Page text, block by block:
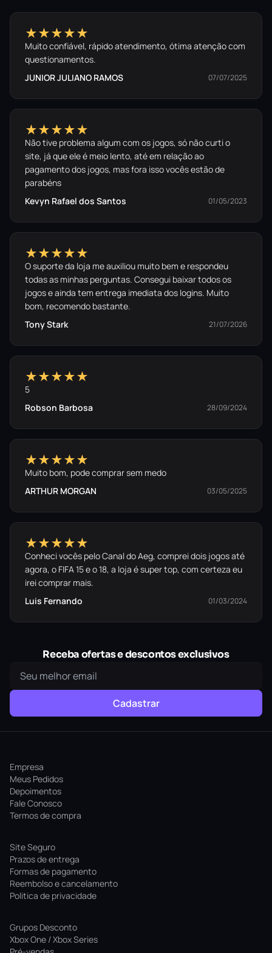
★★★★★
Muito confiável, rápido atendimento, ótima atenção com
questionamentos.
JUNIOR JULIANO RAMOS
07/07/2025
★★★★★
Não tive problema algum com os jogos, só não curti o
site, já que ele é meio lento, até em relação ao
pagamento dos jogos, mas fora isso vocês estão de
parabéns
Kevyn Rafael dos Santos
01/05/2023
★★★★★
O suporte da loja me auxiliou muito bem e respondeu
todas as minhas perguntas. Consegui baixar todos os
jogos e ainda tem entrega imediata dos logins. Muito
bom, recomendo bastante.
Tony Stark
21/07/2026
★★★★★
5
Robson Barbosa
28/09/2024
★★★★★
Muito bom, pode comprar sem medo
ARTHUR MORGAN
03/05/2025
★★★★★
Conheci vocês pelo Canal do Aeg, comprei dois jogos até
agora, o FIFA 15 e o 18, a loja é super top, com certeza eu
irei comprar mais.
Luis Fernando
01/03/2024
Receba ofertas e descontos exclusivos
Cadastrar
Empresa
Meus Pedidos
Depoimentos
Fale Conosco
Termos de compra
Site Seguro
Prazos de entrega
Formas de pagamento
Reembolso e cancelamento
Politica de privacidade
Grupos Desconto
Xbox One / Xbox Series